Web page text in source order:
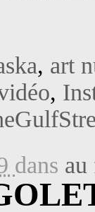
, art
,
dans au